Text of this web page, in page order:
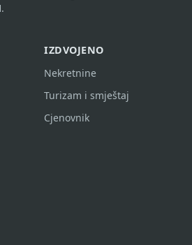
IZDVOJENO
Nekretnine
Turizam i smještaj
Cjenovnik